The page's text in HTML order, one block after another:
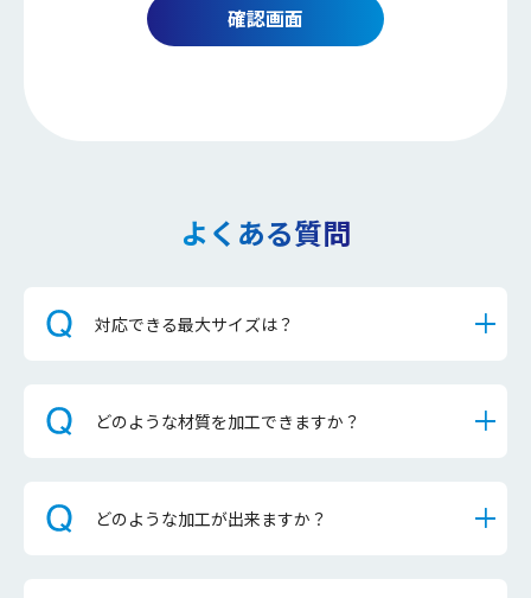
確認画面
よくある質問
対応できる最大サイズは？
どのような材質を加工できますか？
どのような加工が出来ますか？